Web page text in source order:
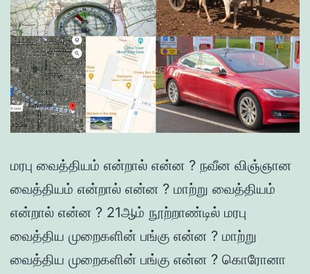
மரபு வைத்தியம் என்றால் என்ன ? நவீன விஞ்ஞான
வைத்தியம் என்றால் என்ன ? மாற்று வைத்தியம்
என்றால் என்ன ? 21ஆம் நூற்றாண்டில் மரபு
வைத்திய முறைகளின் பங்கு என்ன ? மாற்று
வைத்திய முறைகளின் பங்கு என்ன ? கொரோனா